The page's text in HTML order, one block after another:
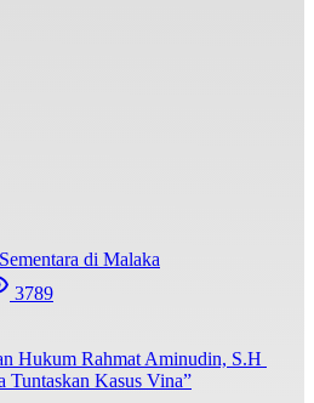
di Malaka
3789
Hukum Rahmat Aminudin, S.H
Tuntaskan Kasus Vina”